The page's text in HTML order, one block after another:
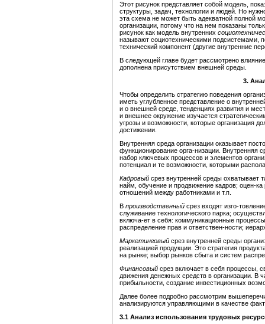
Этот рисунок представляет собой модель,
структуры, задач, технологии и людей. Но
эта схема не может быть адекватной полной
организации, потому что на нем показаны
рисунок как модель внутренних
называют социотехническими подсистемами,
технический компонент (другие внутренние
В следующей главе будет рассмотрено
дополнена присутствием внешней среды.
3.
Чтобы определить стратегию поведения
иметь углубленное представление о
и о внешней среде, тенденциях развития и
и внешнее окружение изучается
угрозы и возможности, которые организация
достижении.
Внутренняя среда организации оказывает
функционирование орга-низации. Внутренняя
набор ключевых процессов и элементов
потенциал и те возможности, которыми
Кадровый срез внутренней среды охватывает
найм, обучение и продвижение кадров; оцен-
отношений между работниками и т.п.
В производственный срез входят изго-
служивание технологического парка;
включа-ет в себя: коммуникационные
распределение прав и ответствен-ности;
Маркетинговый срез внутренней среды
реализацией продукции. Это стратегия
на рынке; выбор рынков сбыта и систем
Финансовый срез включает в себя процессы,
движения денежных средств в организации. В
прибыльности, создание инвестиционных
Далее более подробно рассмотрим
анализируются управляющими в качестве
3.1 Анализ использования трудовых